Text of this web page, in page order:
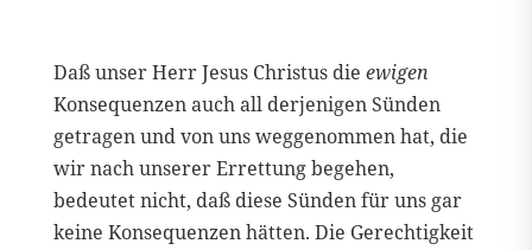
Daß unser Herr Jesus Christus die ewigen
Konsequenzen auch all derjenigen Sünden
getragen und von uns weggenommen hat, die
wir nach unserer Errettung begehen,
bedeutet nicht, daß diese Sünden für uns gar
keine Konsequenzen hätten. Die Gerechtigkeit